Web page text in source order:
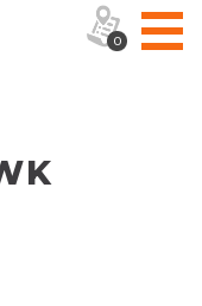
0